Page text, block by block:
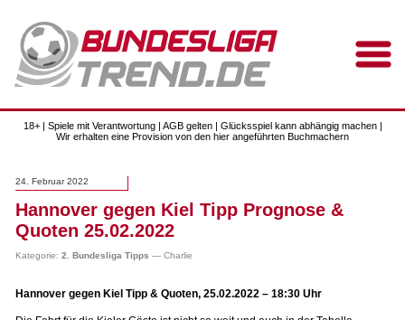
18+ | Spiele mit Verantwortung | AGB gelten | Glücksspiel kann abhängig machen |
Wir erhalten eine Provision von den hier angeführten Buchmachern
24. Februar 2022
Hannover gegen Kiel Tipp Prognose &
Quoten 25.02.2022
Kategorie:2. Bundesliga Tipps — Charlie
Hannover gegen Kiel Tipp & Quoten, 25.02.2022 – 18:30 Uhr